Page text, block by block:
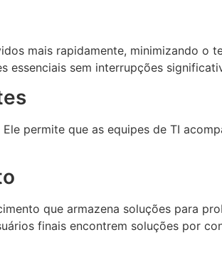
mais rapidamente, minimizando o
essenciais sem interrupções
permite que as equipes de TI
que armazena soluções para
finais encontrem soluções por